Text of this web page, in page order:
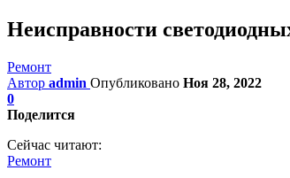
Неисправности
Ремонт
Автор admin Опубликовано Ноя 28, 2022
0
Поделится
Сейчас читают:
Ремонт